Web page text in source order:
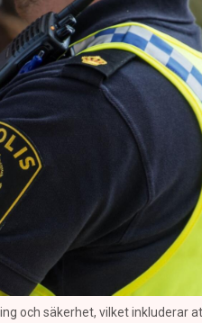
och säkerhet, vilket inkluderar